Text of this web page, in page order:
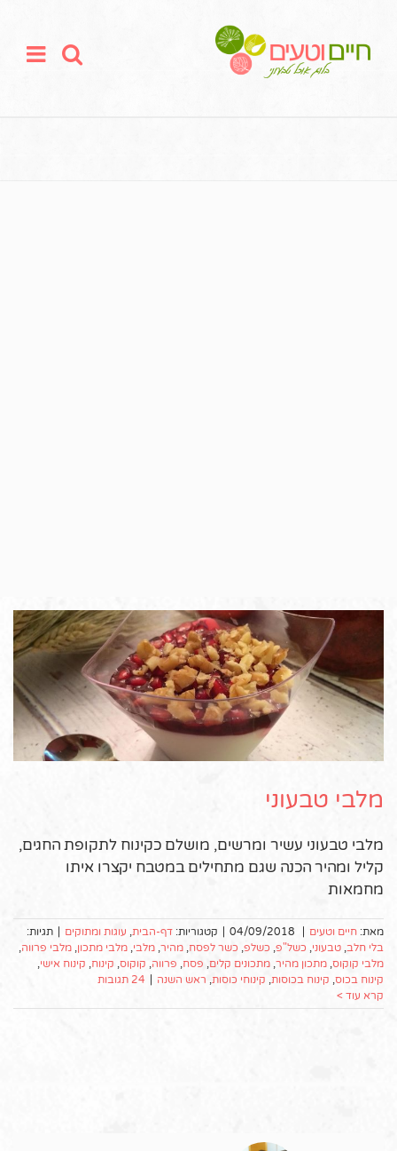
מלבי טבעוני
מלבי טבעוני עשיר ומרשים, מושלם כקינוח לתקופת החגים,
קליל ומהיר הכנה שגם מתחילים במטבח יקצרו איתו
מחמאות
מאת: חיים וטעים |
04/09/2018
| קטגוריות: דף-הבית עוגות ומתוקים | תגיות:
בלי חלב טבעוני כשל"פ כשלפ כשר לפסח מהיר מלבי מלבי מתכון מלבי פרווה
מלבי קוקוס מתכון מהיר מתכונים קלים פסח פרווה קוקוס קינוח קינוח אישי
קינוח בכוס קינוח בכוסות קינוחי כוסות ראש השנה | 24 תגובות
קרא עוד >